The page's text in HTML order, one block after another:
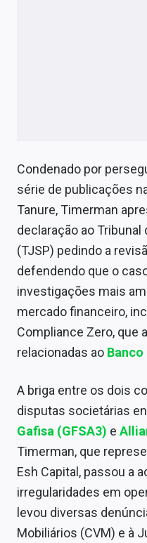
Conteúdo de Marca
Sobre
Expediente
Contato
Condenado por
série de publicações
Tanure, Timerman
declaração ao
(TJSP) pedindo a
defendendo que o
investigações mais
mercado financeiro,
Compliance Zero, que
relacionadas ao
A briga entre os dois
disputas societárias
Gafisa (GFSA3) e
Timerman, que
Esh Capital, passou a
irregularidades em
levou diversas
Mobiliários (CVM) e à